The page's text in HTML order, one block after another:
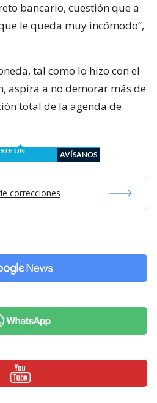
bancario, cuestión que a
le queda muy incómodo”,
tal como lo hizo con el
aspira a no demorar más de
total de la agenda de
UN
AVÍSANOS
correcciones